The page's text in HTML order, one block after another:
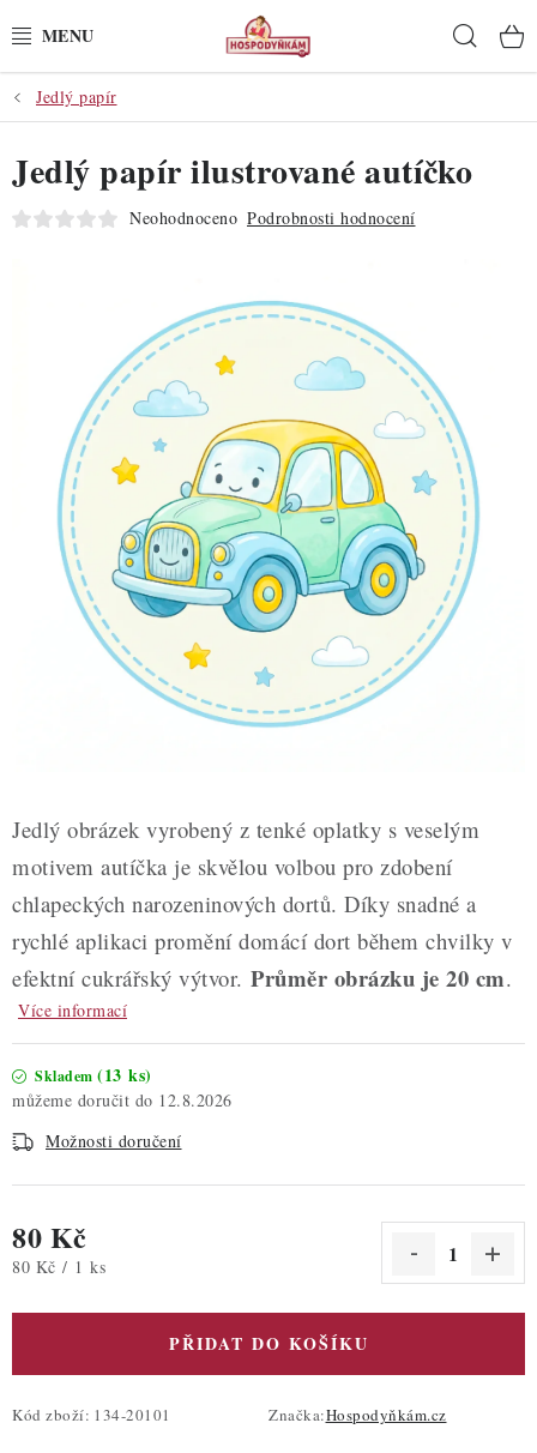
na
POTŘEBY
POMŮCKY
SUROVINY
PRO OSLAVY
DO KUCHYNĚ
POCHUTINY
ZDRAVÉ PEČENÍ
DÁRKOVÉ POUKAZY
TÉMATICKÉ PRODUKTY
ZNAČKY
Nepřevzetí zásilky na dobírku
Obchodní podmínky
Hodnocení obchodu
Blog
Moje objednávka
Podmínky ochrany osobních údajů
Jedlý papír
Jedlý obrázek vyrobený z tenké oplatky s veselým
motivem autíčka je skvělou volbou pro zdobení
chlapeckých narozeninových dortů. Díky snadné a
rychlé aplikaci promění domácí dort během chvilky v
efektní cukrářský výtvor. Průměr obrázku je 20 cm.
Více informací
Skladem (13 ks)
12.8.2026
Možnosti doručení
80 Kč
Měrná cena:
80 Kč / 1 ks
PŘIDAT DO KOŠÍKU
Kód zboží: 134-20101 Značka:Hospodyňkám.cz
Jedlý papír ilustrované autíčko
Neohodnoceno Podrobnosti hodnocení